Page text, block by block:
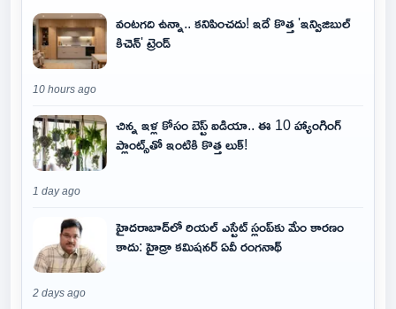
వంటగది ఉన్నా.. కనిపించదు! ఇదే కొత్త 'ఇన్విజిబుల్
కిచెన్' ట్రెండ్
10 hours ago
చిన్న ఇళ్ల కోసం బెస్ట్ ఐడియా.. ఈ 10 హ్యాంగింగ్
ప్లాంట్స్‌తో ఇంటికి కొత్త లుక్!
1 day ago
హైదరాబాద్‌లో రియల్ ఎస్టేట్ స్లంప్‌కు మేం కారణం
కాదు: హైడ్రా కమిషనర్ ఏవీ రంగనాథ్
2 days ago